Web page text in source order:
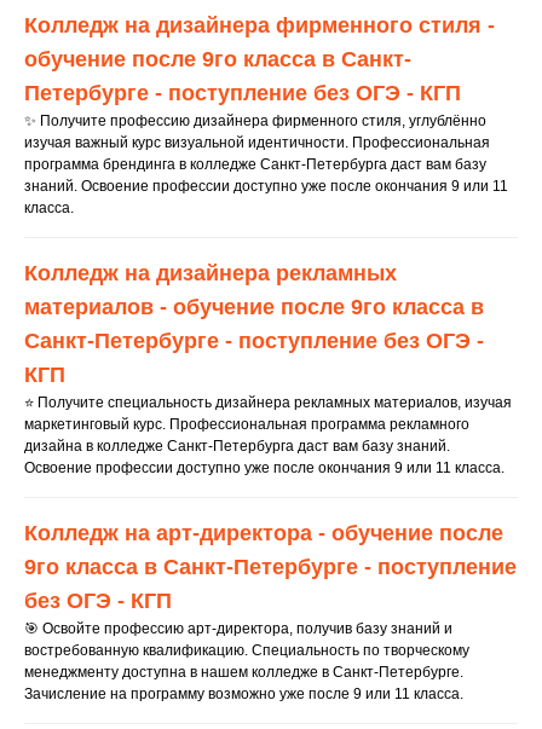
УЗНАЙТЕ
ПОДРОБНОСТИ
О ПОСТУПЛЕНИИ
по поводу поступления
Колледж на дизайнера фирменного стиля -
обучение после 9го класса в Санкт-
Петербурге - поступление без ОГЭ - КГП
✨ Получите профессию дизайнера фирменного стиля, углублённо
изучая важный курс визуальной идентичности. Профессиональная
программа брендинга в колледже Санкт-Петербурга даст вам базу
знаний. Освоение профессии доступно уже после окончания 9 или 11
класса.
Колледж на дизайнера рекламных
материалов - обучение после 9го класса в
Санкт-Петербурге - поступление без ОГЭ -
КГП
⭐ Получите специальность дизайнера рекламных материалов, изучая
маркетинговый курс. Профессиональная программа рекламного
дизайна в колледже Санкт-Петербурга даст вам базу знаний.
Освоение профессии доступно уже после окончания 9 или 11 класса.
Колледж на арт-директора - обучение после
9го класса в Санкт-Петербурге - поступление
без ОГЭ - КГП
🎯 Освойте профессию арт-директора, получив базу знаний и
востребованную квалификацию. Специальность по творческому
менеджменту доступна в нашем колледже в Санкт-Петербурге.
Зачисление на программу возможно уже после 9 или 11 класса.